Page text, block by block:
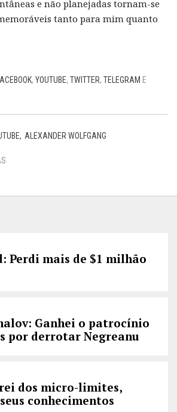
e não planejadas tornam-se
​​tanto para mim quanto
, YOUTUBE, TWITTER, TELEGRAM E
ALEXANDER WOLFGANG
Perdi mais de $1 milhão
Ganhei o patrocínio
por derrotar Negreanu
dos micro-limites,
conhecimentos